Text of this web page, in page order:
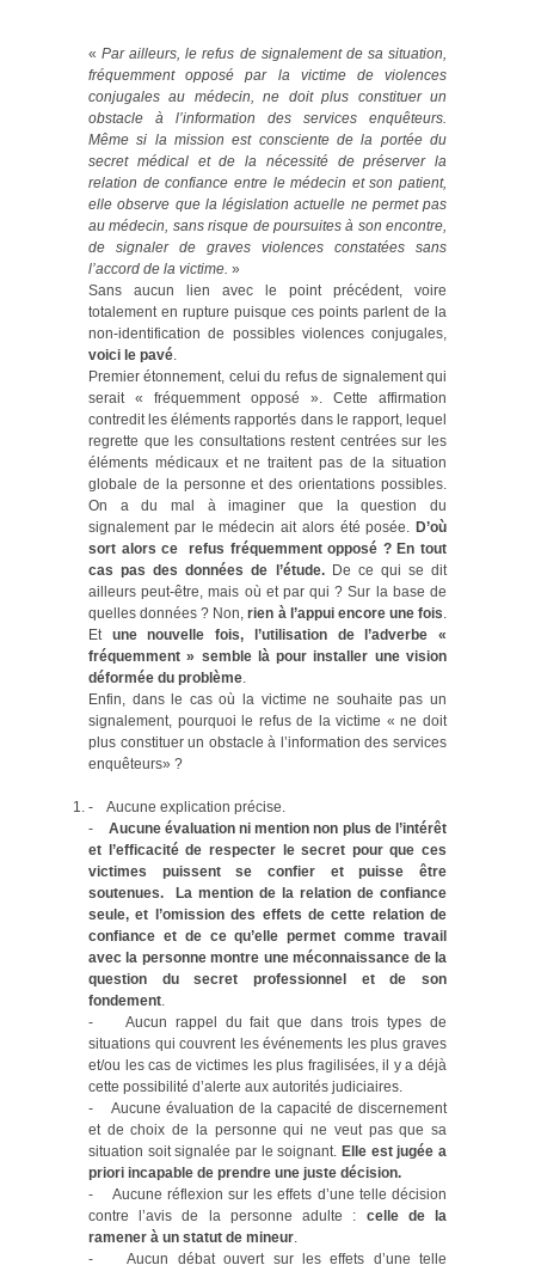
«Par ailleurs, le refus de signalement de sa situation,
fréquemment opposé par la victime de violences
conjugales au médecin, ne doit plus constituer un
obstacle à l’information des services enquêteurs.
Même si la mission est consciente de la portée du
secret médical et de la nécessité de préserver la
relation de confiance entre le médecin et son patient,
elle observe que la législation actuelle ne permet pas
au médecin, sans risque de poursuites à son encontre,
de signaler de graves violences constatées sans
l’accord de la victime. »
Sans aucun lien avec le point précédent, voire
totalement en rupture puisque ces points parlent de la
non-identification de possibles violences conjugales,
voici le pavé.
Premier étonnement, celui du refus de signalement qui
serait « fréquemment opposé ». Cette affirmation
contredit les éléments rapportés dans le rapport, lequel
regrette que les consultations restent centrées sur les
éléments médicaux et ne traitent pas de la situation
globale de la personne et des orientations possibles.
On a du mal à imaginer que la question du
signalement par le médecin ait alors été posée. D’où
sort alors ce refus fréquemment opposé ? En tout
cas pas des données de l’étude.De ce qui se dit
ailleurs peut-être, mais où et par qui ? Sur la base de
quelles données ? Non,rien à l’appui encore une fois.
Et une nouvelle fois, l’utilisation de l’adverbe «
fréquemment » semble là pour installer une vision
déformée du problème.
Enfin, dans le cas où la victime ne souhaite pas un
signalement, pourquoi le refus de la victime « ne doit
plus constituer un obstacle à l’information des services
enquêteurs» ?
- Aucune explication précise.
- Aucune évaluation ni mention non plus de l’intérêt
et l’efficacité de respecter le secret pour que ces
victimes puissent se confier et puisse être
soutenues. La mention de la relation de confiance
seule, et l’omission des effets de cette relation de
confiance et de ce qu’elle permet comme travail
avec la personne montre une méconnaissance de la
question du secret professionnel et de son
fondement.
- Aucun rappel du fait que dans trois types de
situations qui couvrent les événements les plus graves
et/ou les cas de victimes les plus fragilisées, il y a déjà
cette possibilité d’alerte aux autorités judiciaires.
- Aucune évaluation de la capacité de discernement
et de choix de la personne qui ne veut pas que sa
situation soit signalée par le soignant. Elle est jugée a
priori incapable de prendre une juste décision.
- Aucune réflexion sur les effets d’une telle décision
contre l’avis de la personne adulte : celle de la
ramener à un statut de mineur.
- Aucun débat ouvert sur les effets d’une telle